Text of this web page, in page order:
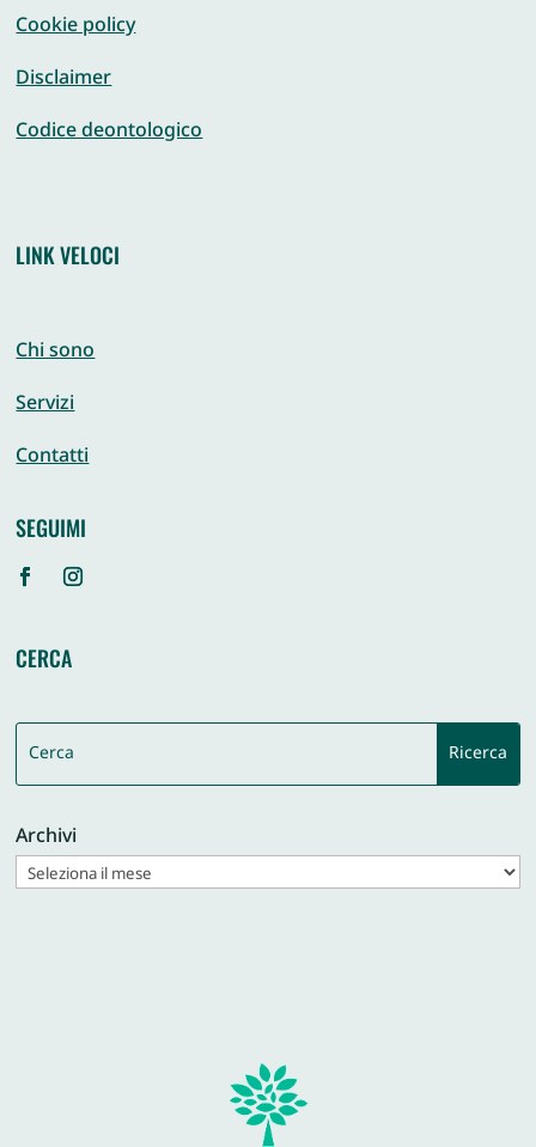
Cookie policy
Disclaimer
Codice deontologico
LINK VELOCI
Chi sono
Servizi
Contatti
SEGUIMI
CERCA
Archivi